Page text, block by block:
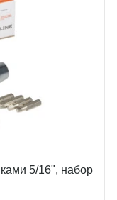
5/16", набор